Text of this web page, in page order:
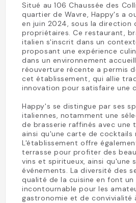
Situé au 106 Chaussée des
quartier de Wavre, Happy's a
en juin 2024, sous la direction
propriétaires. Ce restaurant,
italien s'inscrit dans un
proposant une expérience
dans un environnement
réouverture récente a permis
cet établissement, qui allie
innovation pour satisfaire une
Happy's se distingue par ses
italiennes, notamment une
de brasserie raffinés avec une
ainsi qu'une carte de cocktails
L'établissement offre
terrasse pour profiter des
vins et spiritueux, ainsi qu'une
événements. La diversité des
qualité de la cuisine en font un
incontournable pour les
gastronomie et de convivialité